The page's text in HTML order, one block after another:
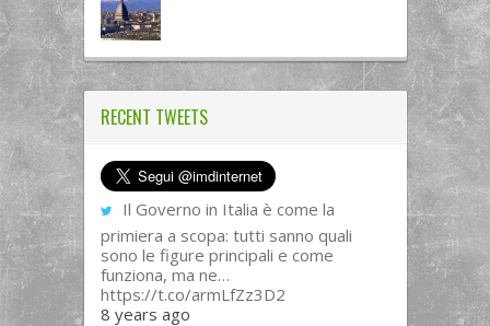
RECENT TWEETS
Il Governo in Italia è come la
primiera a scopa: tutti sanno quali
sono le figure principali e come
funziona, ma ne…
https://t.co/armLfZz3D2
8 years ago